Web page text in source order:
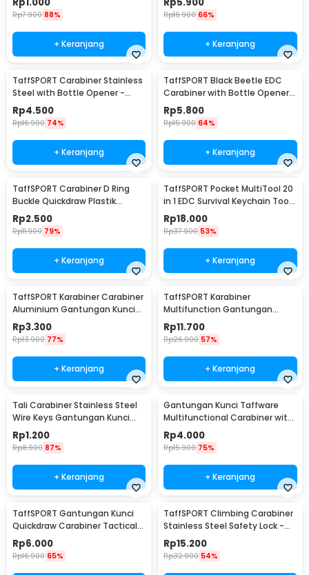
Rp7.900 88%
+ Keranjang
AT76
Rp16.900 66%
+ Keranjang
TaffSPORT Carabiner Stainless
Steel with Bottle Opener -
ED25
Rp4.500
Rp16.900 74%
+ Keranjang
TaffSPORT Black Beetle EDC
Carabiner with Bottle Opener -
ED11
Rp5.800
Rp15.900 64%
+ Keranjang
TaffSPORT Carabiner D Ring
Buckle Quickdraw Plastik
Tactical Outdoor - AT35
Rp2.500
Rp11.900 79%
+ Keranjang
TaffSPORT Pocket MultiTool 20
in 1 EDC Survival Keychain Tool
- ED26
Rp18.000
Rp37.900 53%
+ Keranjang
TaffSPORT Karabiner Carabiner
Aluminium Gantungan Kunci
EDC Outdoor 7.5cm - 698
Rp3.300
Rp13.900 77%
+ Keranjang
TaffSPORT Karabiner
Multifunction Gantungan
Kunci Stainless Steel - ED77
Rp11.700
Rp26.900 57%
+ Keranjang
Tali Carabiner Stainless Steel
Wire Keys Gantungan Kunci
Koper 1 PCS - 201380
Rp1.200
Rp8.900 87%
+ Keranjang
Gantungan Kunci Taffware
Multifunctional Carabiner with
Key Chain - SN31
Rp4.000
Rp15.900 75%
+ Keranjang
TaffSPORT Gantungan Kunci
Quickdraw Carabiner Tactical
Nylon Belt - SN74
Rp6.000
Rp16.900 65%
TaffSPORT Climbing Carabiner
Stainless Steel Safety Lock -
CE40
Rp15.200
Rp32.900 54%